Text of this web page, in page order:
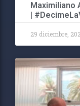
Maximiliano
|
29 diciembre,